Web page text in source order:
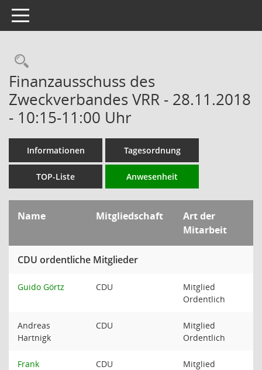
Toggle navigation
Rechercheauswahl
Finanzausschuss des
Zweckverbandes VRR - 28.11.2018
- 10:15-11:00 Uhr
Informationen Tagesordnung
TOP-Liste Anwesenheit
Name Mitgliedschaft
Art der
Mitarbeit
CDU ordentliche Mitglieder
Guido Görtz CDU
Mitglied
Ordentlich
Andreas
Hartnigk
CDU
Mitglied
Ordentlich
Frank
CDU
Mitglied